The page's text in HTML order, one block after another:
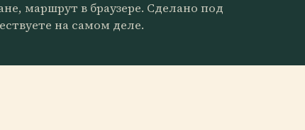
маршрут в браузере. Сделано под
на самом деле.